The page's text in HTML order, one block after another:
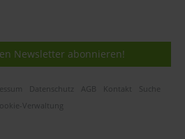
Newsletter abonnieren!
Datenschutz AGB Kontakt
Suche
Verwaltung